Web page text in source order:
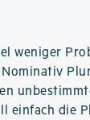
weniger
einfach die